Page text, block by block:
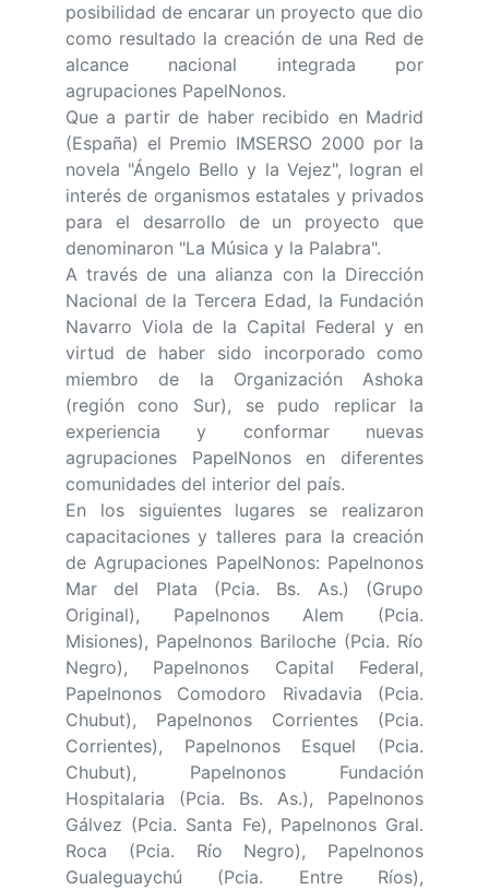
posibilidad de encarar un proyecto que dio
como resultado la creación de una Red de
alcance nacional integrada por
agrupaciones PapelNonos.
Que a partir de haber recibido en Madrid
(España) el Premio IMSERSO 2000 por la
novela "Ángelo Bello y la Vejez", logran el
interés de organismos estatales y privados
para el desarrollo de un proyecto que
denominaron "La Música y la Palabra".
A través de una alianza con la Dirección
Nacional de la Tercera Edad, la Fundación
Navarro Viola de la Capital Federal y en
virtud de haber sido incorporado como
miembro de la Organización Ashoka
(región cono Sur), se pudo replicar la
experiencia y conformar nuevas
agrupaciones PapelNonos en diferentes
comunidades del interior del país.
En los siguientes lugares se realizaron
capacitaciones y talleres para la creación
de Agrupaciones PapelNonos: Papelnonos
Mar del Plata (Pcia. Bs. As.) (Grupo
Original), Papelnonos Alem (Pcia.
Misiones), Papelnonos Bariloche (Pcia. Río
Negro), Papelnonos Capital Federal,
Papelnonos Comodoro Rivadavia (Pcia.
Chubut), Papelnonos Corrientes (Pcia.
Corrientes), Papelnonos Esquel (Pcia.
Chubut), Papelnonos Fundación
Hospitalaria (Pcia. Bs. As.), Papelnonos
Gálvez (Pcia. Santa Fe), Papelnonos Gral.
Roca (Pcia. Río Negro), Papelnonos
Gualeguaychú (Pcia. Entre Ríos),